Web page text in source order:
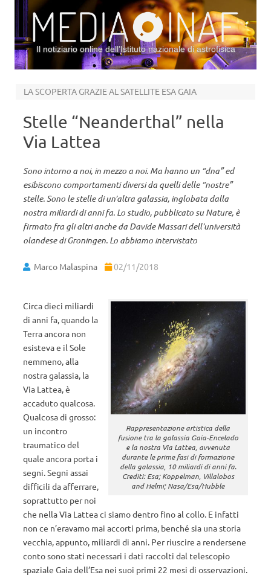
Il notiziario online dell’Istituto nazionale di astrofisica
LA SCOPERTA GRAZIE AL SATELLITE ESA GAIA
Stelle “Neanderthal” nella
Via Lattea
Sono intorno a noi, in mezzo a noi. Ma hanno un “dna” ed
esibiscono comportamenti diversi da quelli delle “nostre”
stelle. Sono le stelle di un’altra galassia, inglobata dalla
nostra miliardi di anni fa. Lo studio, pubblicato su Nature, è
firmato fra gli altri anche da Davide Massari dell’università
olandese di Groningen. Lo abbiamo intervistato
Marco Malaspina 02/11/2018
Rappresentazione artistica della
fusione tra la galassia Gaia-Encelado
e la nostra Via Lattea, avvenuta
durante le prime fasi di formazione
della galassia, 10 miliardi di anni fa.
Crediti: Esa; Koppelman, Villalobos
and Helmi; Nasa/Esa/Hubble
Circa dieci miliardi
di anni fa, quando la
Terra ancora non
esisteva e il Sole
nemmeno, alla
nostra galassia, la
Via Lattea, è
accaduto qualcosa.
Qualcosa di grosso:
un incontro
traumatico del
quale ancora porta i
segni. Segni assai
difficili da afferrare,
soprattutto per noi
che nella Via Lattea ci siamo dentro fino al collo. E infatti
non ce n’eravamo mai accorti prima, benché sia una storia
vecchia, appunto, miliardi di anni. Per riuscire a rendersene
conto sono stati necessari i dati raccolti dal telescopio
spaziale Gaia dell’Esa nei suoi primi 22 mesi di osservazioni.